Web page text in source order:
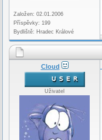
Založen: 02.01.2006
Příspěvky: 199
Bydliště: Hradec Králové
Cloud
Uživatel